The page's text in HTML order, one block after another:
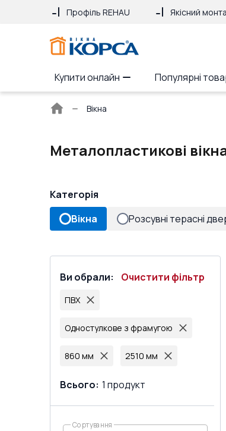
Профіль REHAU Якісний
Купити онлайн Популярні
Головна
Вікна
Металопластикові
Категорія
Вікна
Розсувні терасні
Ви обрали: Очистити фільтр
ПВХ
Одностулкове з фрамугою
860 мм 2510 мм
Всього: 1 продукт
Сортування